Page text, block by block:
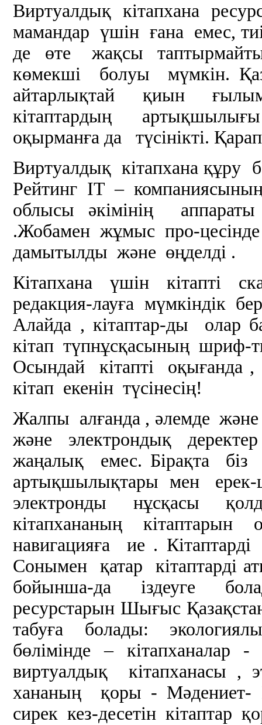
Виртуалдық кітапхана
мамандар үшін ғана емес,
де өте жақсы
көмекші болуы мүмкін.
айтарлықтай қиын
кітаптардың
оқырманға да түсінікті.
Виртуалдық кітапхана құру
Рейтинг ІТ –
облысы әкімінің
.Жобамен жұмыс про-
дамытылды және өңделді .
Кітапхана үшін кітапті
редакция-лауға мүмкіндік
Алайда , кітаптар-ды олар
кітап түпнұсқасының шриф-
Осындай кітапті оқығанда
кітап екенін түсінесің!
Жалпы алғанда , әлемде және
және электрондық
жаңалық емес. Бірақта
артықшылықтары мен ерек-
электронды нұсқасы
кітапхананың
навигацияға ие .
Сонымен қатар кітаптарді
бойынша-да іздеуге
ресурстарын Шығыс
табуға болады:
бөлімінде –
виртуалдық кітапханасы ,
хананың қоры - Мәдениет-
сирек кез-десетін кітаптар